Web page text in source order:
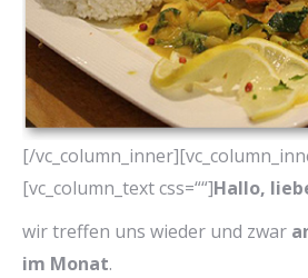
[/
[vc_column_text css=““]Hallo,
wir treffen uns wieder und zwar
im Monat.